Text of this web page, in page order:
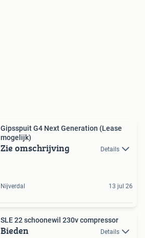
Gipsspuit G4 Next Generation (Lease
mogelijk)
Zie omschrijving Details
Nijverdal 13 jul 26
SLE 22 schoonewil 230v compressor
Bieden Details